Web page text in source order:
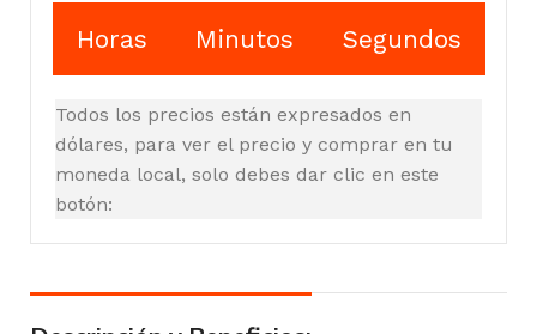
Horas Minutos Segundos
Todos los precios están expresados en
dólares, para ver el precio y comprar en tu
moneda local, solo debes dar clic en este
botón: